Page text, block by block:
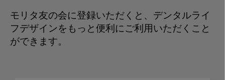
モリタ友の会に登録いただくと、デンタルライ
フデザインをもっと便利にご利用いただくこと
ができます。